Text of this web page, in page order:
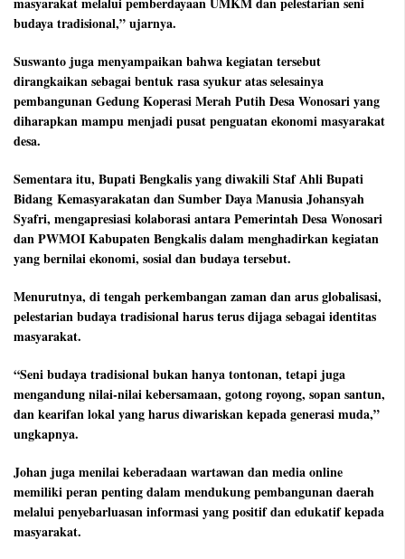
budaya tradisional,” ujarnya.
Suswanto juga menyampaikan bahwa kegiatan tersebut
dirangkaikan sebagai bentuk rasa syukur atas selesainya
pembangunan Gedung Koperasi Merah Putih Desa Wonosari yang
diharapkan mampu menjadi pusat penguatan ekonomi masyarakat
desa.
Sementara itu, Bupati Bengkalis yang diwakili Staf Ahli Bupati
Bidang Kemasyarakatan dan Sumber Daya Manusia Johansyah
Syafri, mengapresiasi kolaborasi antara Pemerintah Desa Wonosari
dan PWMOI Kabupaten Bengkalis dalam menghadirkan kegiatan
yang bernilai ekonomi, sosial dan budaya tersebut.
Menurutnya, di tengah perkembangan zaman dan arus globalisasi,
pelestarian budaya tradisional harus terus dijaga sebagai identitas
masyarakat.
“Seni budaya tradisional bukan hanya tontonan, tetapi juga
mengandung nilai-nilai kebersamaan, gotong royong, sopan santun,
dan kearifan lokal yang harus diwariskan kepada generasi muda,”
ungkapnya.
Johan juga menilai keberadaan wartawan dan media online
memiliki peran penting dalam mendukung pembangunan daerah
melalui penyebarluasan informasi yang positif dan edukatif kepada
masyarakat.